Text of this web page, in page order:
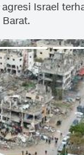
Israel
Barat.